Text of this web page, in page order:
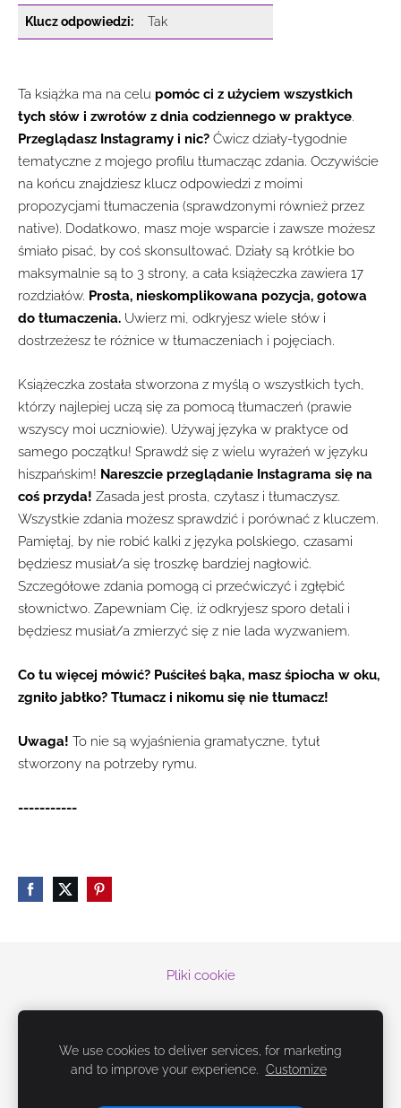
Klucz odpowiedzi: Tak
Ta książka ma na celu pomóc ci z użyciem wszystkich
tych słów i zwrotów z dnia codziennego w praktyce.
Przeglądasz Instagramy i nic? Ćwicz działy-tygodnie
tematyczne z mojego profilu tłumacząc zdania. Oczywiście
na końcu znajdziesz klucz odpowiedzi z moimi
propozycjami tłumaczenia (sprawdzonymi również przez
native). Dodatkowo, masz moje wsparcie i zawsze możesz
śmiało pisać, by coś skonsultować. Działy są krótkie bo
maksymalnie są to 3 strony, a cała książeczka zawiera 17
rozdziałów. Prosta, nieskomplikowana pozycja, gotowa
do tłumaczenia. Uwierz mi, odkryjesz wiele słów i
dostrzeżesz te różnice w tłumaczeniach i pojęciach.
Książeczka została stworzona z myślą o wszystkich tych,
którzy najlepiej uczą się za pomocą tłumaczeń (prawie
wszyscy moi uczniowie). Używaj języka w praktyce od
samego początku! Sprawdź się z wielu wyrażeń w języku
hiszpańskim! Nareszcie przeglądanie Instagrama się na
coś przyda! Zasada jest prosta, czytasz i tłumaczysz.
Wszystkie zdania możesz sprawdzić i porównać z kluczem.
Pamiętaj, by nie robić kalki z języka polskiego, czasami
będziesz musiał/a się troszkę bardziej nagłowić.
Szczegółowe zdania pomogą ci przećwiczyć i zgłębić
słownictwo. Zapewniam Cię, iż odkryjesz sporo detali i
będziesz musiał/a zmierzyć się z nie lada wyzwaniem.
Co tu więcej mówić? Puściłeś bąka, masz śpiocha w oku,
zgniło jabłko? Tłumacz i nikomu się nie tłumacz!
Uwaga! To nie są wyjaśnienia gramatyczne, tytuł
stworzony na potrzeby rymu.
-----------
Pliki cookie
Únete a mi mundo, en las redes sociales!
słówka
We use cookies to deliver services, for marketing
and to improve your experience.
Customize